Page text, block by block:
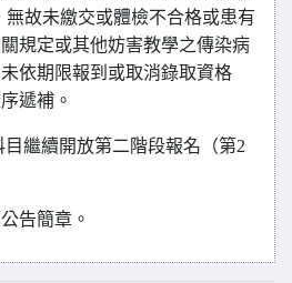
無故未繳交或體檢不合格或患有
規定或其他妨害教學之傳染病
依期限報到或取消錄取資格
遞補。
繼續開放第二階段報名（第2
告簡章。